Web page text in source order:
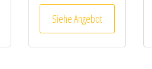
Siehe Angebot